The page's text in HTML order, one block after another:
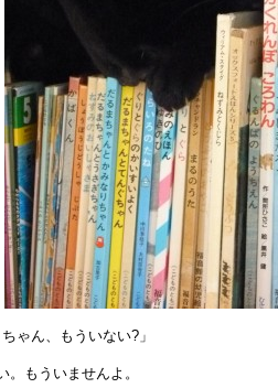
ちゃん、もういない?」
。もういませんよ。